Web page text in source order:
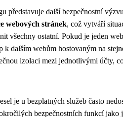
představuje další bezpečnostní
webových stránek, což vytváří
všechny ostatní. Pokud je jeden
k dalším webům hostovaným na
izolaci mezi jednotlivými účty,
je u bezplatných služeb často
bezpečnostních funkcí jako